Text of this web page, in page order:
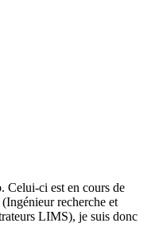
Celui-ci est en cours de
recherche et
LIMS), je suis donc